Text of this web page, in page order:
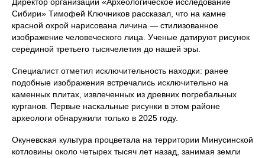
Сибири» Тимофей Ключников рассказал, что на камне
красной охрой нарисована личина — стилизованное
изображение человеческого лица. Ученые датируют рисунок
серединой третьего тысячелетия до нашей эры.
Специалист отметил исключительность находки: ранее
подобные изображения встречались исключительно на
каменных плитах, извлеченных из древних погребальных
курганов. Первые наскальные рисунки в этом районе
археологи обнаружили только в 2025 году.
Окуневская культура процветала на территории Минусинской
котловины около четырех тысяч лет назад, занимая земли